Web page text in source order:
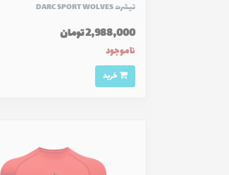
تیشرت DARC SPORT WOLVES
2,988,000 تومان
ناموجود